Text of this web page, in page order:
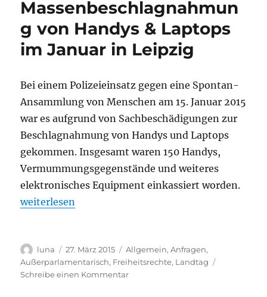
Sachsens
nach
Asylrechts
Massenbeschlagnahmun
g von Handys & Laptops
im Januar in Leipzig
Bei einem Polizeieinsatz gegen eine Spontan-
Ansammlung von Menschen am 15. Januar 2015
war es aufgrund von Sachbeschädigungen zur
Beschlagnahmung von Handys und Laptops
gekommen. Insgesamt waren 150 Handys,
Vermummungsgegenstände und weiteres
elektronisches Equipment einkassiert worden.
„Massenbeschlagnahmung von Handys & Laptops
weiterlesen
Autor
luna
Veröffentlicht
am
27. März 2015 Kategorien
Allgemein,Anfragen,
Außerparlamentarisch, Freiheitsrechte, Landtag
Schreibe einen Kommentarzu